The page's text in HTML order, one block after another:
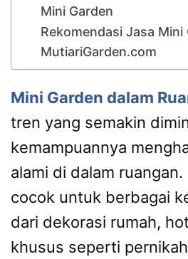
Mini Garden
Rekomendasi Jasa Mini
MutiariGarden.com
Mini Garden dalam
tren yang semakin
kemampuannya
alami di dalam
cocok untuk berbagai
dari dekorasi rumah,
khusus seperti